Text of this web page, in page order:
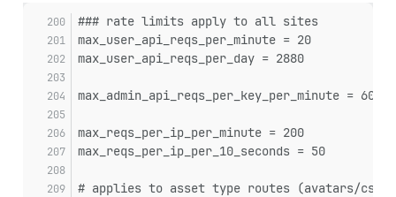
### rate limits apply to all sites
max_user_api_reqs_per_minute = 20
max_user_api_reqs_per_day = 2880
max_admin_api_reqs_per_key_per_minute = 60
max_reqs_per_ip_per_minute = 200
max_reqs_per_ip_per_10_seconds = 50
# applies to asset type routes (avatars/css